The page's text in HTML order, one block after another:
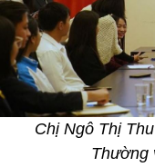
Chị Ngô Thị
Thường